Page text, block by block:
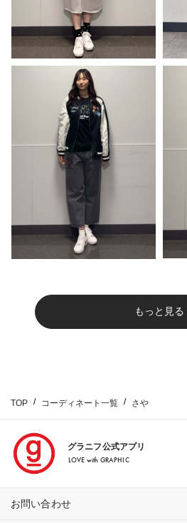
もっと見る
TOP コーディネート一覧 さや
グラニフ公式アプリ
LOVE with GRAPHIC
お問い合わせ